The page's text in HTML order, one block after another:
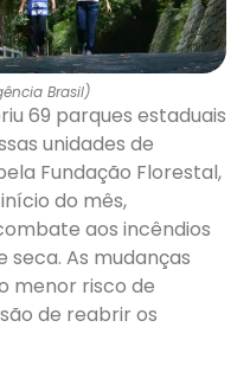
Brasil)
69 parques estaduais
unidades de
Fundação Florestal,
do mês,
aos incêndios
As mudanças
menor risco de
de reabrir os